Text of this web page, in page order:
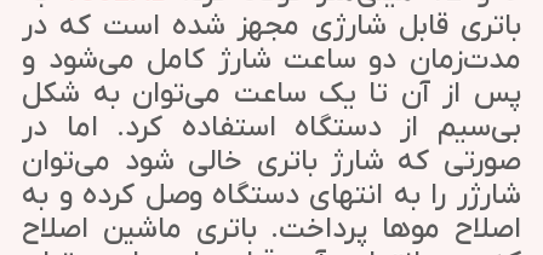
باتری قابل شارژی مجهز شده است که در
مدت‌زمان دو ساعت شارژ کامل می‌شود و
پس از آن تا یک ساعت می‌توان به شکل
بی‌سیم از دستگاه استفاده کرد. اما در
صورتی که شارژ باتری خالی شود می‌توان
شارژر را به انتهای دستگاه وصل کرده و به
اصلاح موها پرداخت. باتری ماشین اصلاح